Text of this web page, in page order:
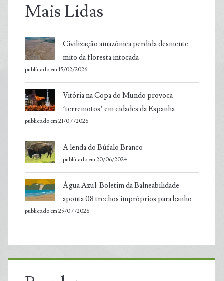
Mais Lidas
Civilização amazônica perdida desmente
mito da floresta intocada
publicado em 15/02/2026
Vitória na Copa do Mundo provoca
‘terremotos’ em cidades da Espanha
publicado em 21/07/2026
A lenda do Búfalo Branco
publicado em 20/06/2024
Água Azul: Boletim da Balneabilidade
aponta 08 trechos impróprios para banho
publicado em 25/07/2026